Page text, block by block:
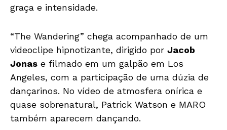
graça e intensidade.
“The Wandering” chega acompanhado de um
videoclipe hipnotizante, dirigido por Jacob
Jonas e filmado em um galpão em Los
Angeles, com a participação de uma dúzia de
dançarinos. No vídeo de atmosfera onírica e
quase sobrenatural, Patrick Watson e MARO
também aparecem dançando.